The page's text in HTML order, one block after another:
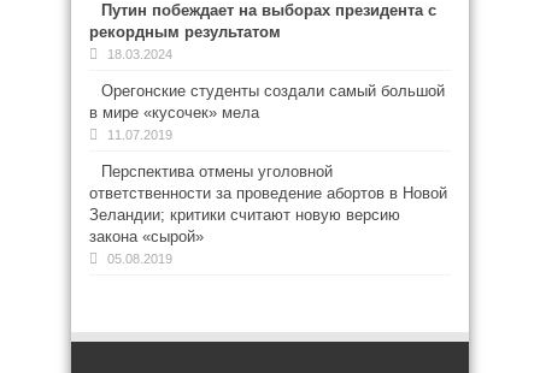
Путин побеждает на выборах президента с
рекордным результатом
18.03.2024
Орегонские студенты создали самый большой
в мире «кусочек» мела
11.07.2019
Перспектива отмены уголовной
ответственности за проведение абортов в Новой
Зеландии; критики считают новую версию
закона «сырой»
05.08.2019